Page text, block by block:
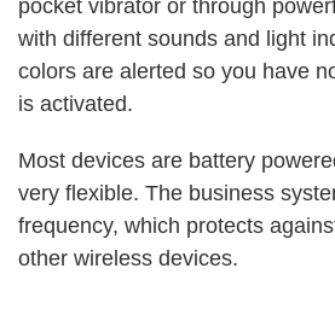
pocket vibrator or through
with different sounds and light
colors are alerted so you have
is activated.
Most devices are battery
very flexible. The business
frequency, which protects
other wireless devices.